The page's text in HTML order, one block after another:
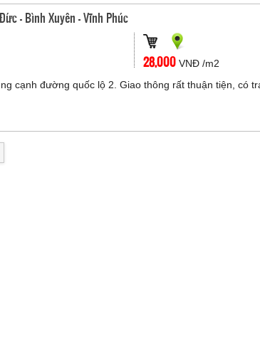
- Bình Xuyên - Vĩnh Phúc
28,000 VNĐ /m2
cạnh đường quốc lộ 2. Giao thông rất thuận tiện, có